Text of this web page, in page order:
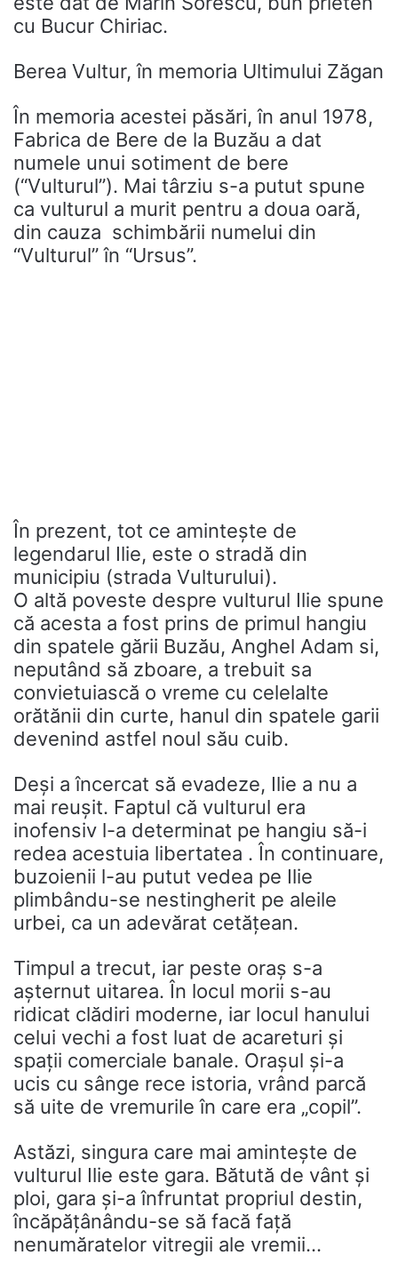
cu Bucur Chiriac.
Berea Vultur, în memoria Ultimului Zăgan
În memoria acestei păsări, în anul 1978,
Fabrica de Bere de la Buzău a dat
numele unui sotiment de bere
(“Vulturul”). Mai târziu s-a putut spune
ca vulturul a murit pentru a doua oară,
din cauza schimbării numelui din
“Vulturul” în “Ursus”.
În prezent, tot ce amintește de
legendarul Ilie, este o stradă din
municipiu (strada Vulturului).
O altă poveste despre vulturul Ilie spune
că acesta a fost prins de primul hangiu
din spatele gării Buzău, Anghel Adam si,
neputând să zboare, a trebuit sa
convietuiască o vreme cu celelalte
orătănii din curte, hanul din spatele garii
devenind astfel noul său cuib.
Deși a încercat să evadeze, Ilie a nu a
mai reușit. Faptul că vulturul era
inofensiv l-a determinat pe hangiu să-i
redea acestuia libertatea . În continuare,
buzoienii l-au putut vedea pe Ilie
plimbându-se nestingherit pe aleile
urbei, ca un adevărat cetățean.
Timpul a trecut, iar peste oraș s-a
așternut uitarea. În locul morii s-au
ridicat clădiri moderne, iar locul hanului
celui vechi a fost luat de acareturi și
spații comerciale banale. Orașul și-a
ucis cu sânge rece istoria, vrând parcă
să uite de vremurile în care era „copil”.
Astăzi, singura care mai amintește de
vulturul Ilie este gara. Bătută de vânt și
ploi, gara și-a înfruntat propriul destin,
încăpățânându-se să facă față
nenumăratelor vitregii ale vremii…